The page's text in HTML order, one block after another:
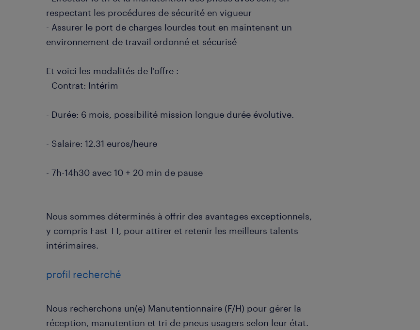
respectant les procédures de sécurité en vigueur
- Assurer le port de charges lourdes tout en maintenant un
environnement de travail ordonné et sécurisé
Et voici les modalités de l'offre :
- Contrat: Intérim
- Durée: 6 mois, possibilité mission longue durée évolutive.
- Salaire: 12.31 euros/heure
- 7h-14h30 avec 10 + 20 min de pause
Nous sommes déterminés à offrir des avantages exceptionnels,
y compris Fast TT, pour attirer et retenir les meilleurs talents
intérimaires.
profil recherché
Nous recherchons un(e) Manutentionnaire (F/H) pour gérer la
réception, manutention et tri de pneus usagers selon leur état.